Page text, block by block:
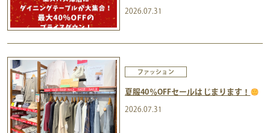
2026.07.31
ファッション
夏服40％OFFセールはじまります！
2026.07.31